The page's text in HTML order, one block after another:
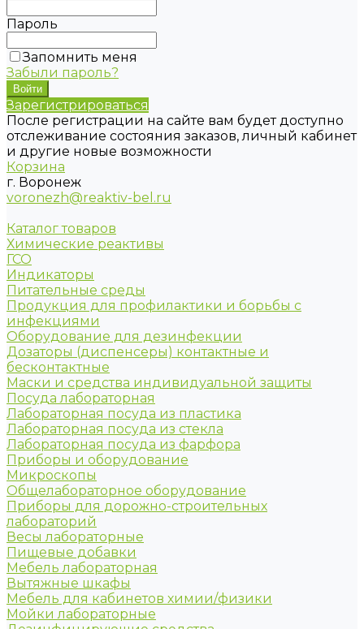
Пароль
Запомнить меня
Забыли пароль?
Зарегистрироваться
После регистрации на сайте вам будет доступно
отслеживание состояния заказов, личный кабинет
и другие новые возможности
Корзина
г. Воронеж
voronezh@reaktiv-bel.ru
Каталог товаров
Химические реактивы
ГСО
Индикаторы
Питательные среды
Продукция для профилактики и борьбы с
инфекциями
Оборудование для дезинфекции
Дозаторы (диспенсеры) контактные и
бесконтактные
Маски и средства индивидуальной защиты
Посуда лабораторная
Лабораторная посуда из пластика
Лабораторная посуда из стекла
Лабораторная посуда из фарфора
Приборы и оборудование
Микроскопы
Общелабораторное оборудование
Приборы для дорожно-строительных
лабораторий
Весы лабораторные
Пищевые добавки
Мебель лабораторная
Вытяжные шкафы
Мебель для кабинетов химии/физики
Мойки лабораторные